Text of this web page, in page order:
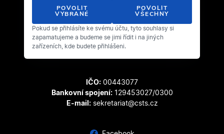
Český svaz tanečního sportu
Zátopkova 100/2
169 00 Praha 6 - Břevnov
IČO: 00443077
Bankovní spojení:129453027/0300
E-mail:sekretariat@csts.cz
POVOLIT
VYBRANÉ
POVOLIT
VŠECHNY
Pokud se přihlásíte ke svému účtu, tyto souhlasy si
zapamatujeme a budeme se jimi řídit i na jiných
zařízeních, kde budete přihlášeni.